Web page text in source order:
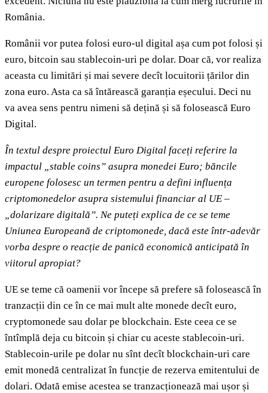
România.
Românii vor putea folosi euro-ul digital așa cum pot folosi și
euro, bitcoin sau stablecoin-uri pe dolar. Doar că, vor realiza
aceasta cu limitări și mai severe decît locuitorii țărilor din
zona euro. Asta ca să întărească garanția eșecului. Deci nu
va avea sens pentru nimeni să dețină și să folosească Euro
Digital.
În textul despre proiectul Euro Digital faceți referire la
impactul „stable coins” asupra monedei Euro; băncile
europene folosesc un termen pentru a defini influența
criptomonedelor asupra sistemului financiar al UE –
„dolarizare digitală”. Ne puteți explica de ce se teme
Uniunea Europeană de criptomonede, dacă este într-adevăr
vorba despre o reacție de panică economică anticipată în
viitorul apropiat?
UE se teme că oamenii vor începe să prefere să folosească în
tranzacții din ce în ce mai mult alte monede decît euro,
cryptomonede sau dolar pe blockchain. Este ceea ce se
întîmplă deja cu bitcoin și chiar cu aceste stablecoin-uri.
Stablecoin-urile pe dolar nu sînt decît blockchain-uri care
emit monedă centralizat în funcție de rezerva emitentului de
dolari. Odată emise acestea se tranzacționează mai ușor și